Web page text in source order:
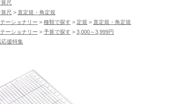
尺
尺 > 直定規・角定規
ーショナリー > 種類で探す > 定規 > 直定規・角定規
ーショナリー > 予算で探す > 3,000～3,999円
応援特集